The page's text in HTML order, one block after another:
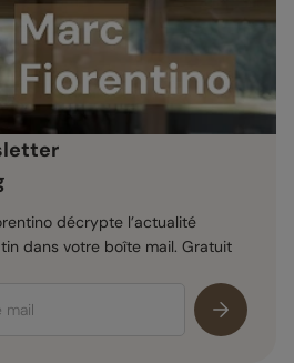
décrypte l’actualité
dans votre boîte mail. Gratuit